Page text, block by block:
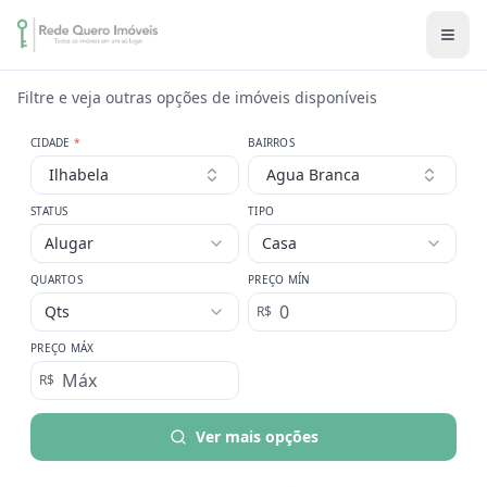
Filtre e veja outras opções de imóveis disponíveis
CIDADE *
Ilhabela
BAIRROS
Agua Branca
STATUS
Alugar
TIPO
Casa
QUARTOS
Qts
PREÇO MÍN
R$
PREÇO MÁX
R$
Ver mais opções